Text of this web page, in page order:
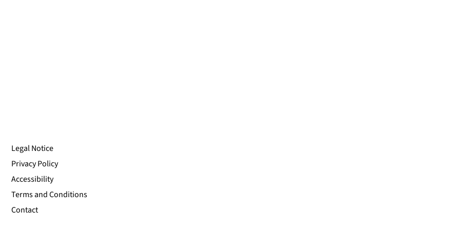
Legal Notice
Privacy Policy
Accessibility
Terms and Conditions
Contact